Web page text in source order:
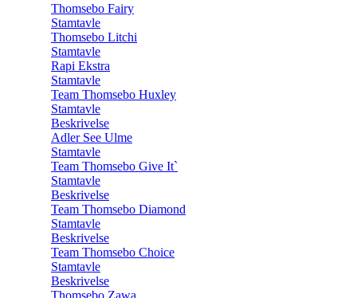
Thomsebo Fairy
Stamtavle
Thomsebo Litchi
Stamtavle
Rapi Ekstra
Stamtavle
Team Thomsebo Huxley
Stamtavle
Beskrivelse
Adler See Ulme
Stamtavle
Team Thomsebo Give It`
Stamtavle
Beskrivelse
Team Thomsebo Diamond
Stamtavle
Beskrivelse
Team Thomsebo Choice
Stamtavle
Beskrivelse
Thomsebo Zawa